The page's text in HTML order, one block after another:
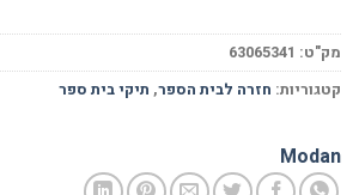
מק"ט:63065341
קטגוריות:חזרה לבית הספר,תיקי בית ספר
Modan